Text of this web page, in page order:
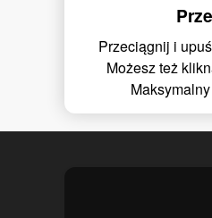
Przeciągnij i
Możesz też